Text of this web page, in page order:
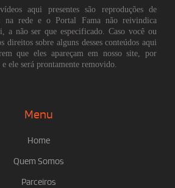
aqui presentes são reproduções de
na rede e o Portal Fama não reivindica
a não ser que especificado. Caso você ou
direitos sobre alguns desses conteúdos aqui
que eles apareçam em nosso site, por
ele será prontamente removido.
Menu
Home
Quem Somos
Parceiros